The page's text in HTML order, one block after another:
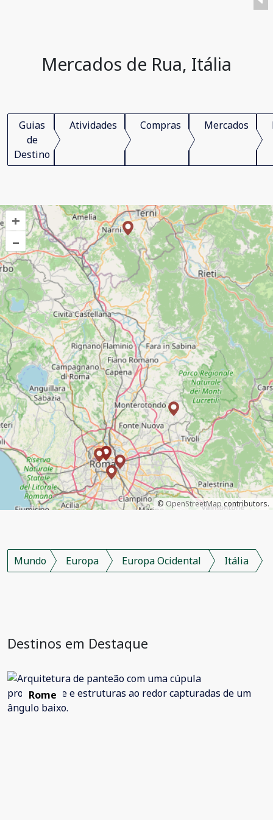
Mercados de Rua, Itália
Guias
de
Destino
Atividades Compras Mercados
+
–
© OpenStreetMapcontributors.
Mundo Europa Europa Ocidental Itália
Destinos em Destaque
Rome